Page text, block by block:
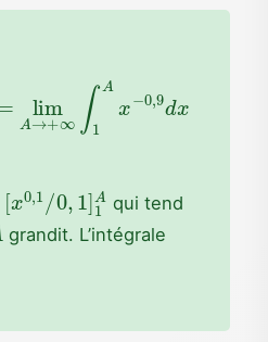
∫1A
[ 0 , /0 1] 1A
qui tend
grandit. L’intégrale